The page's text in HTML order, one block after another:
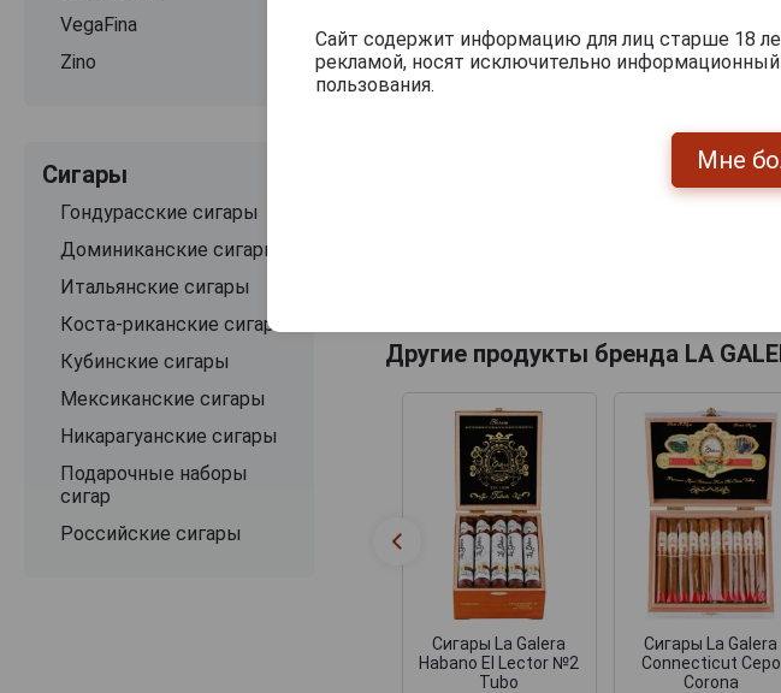
VegaFina
Zino
Сигары
Гондурасские сигары
Доминиканские сигары
Итальянские сигары
Коста-риканские сигары
Кубинские сигары
Мексиканские сигары
Никарагуанские сигары
Подарочные наборы
сигар
Российские сигары
Другие продукты бренда LA
Сигары La Galera
Habano El Lector №2
Tubo
Сигары La Galera
Connecticut Cepo
Corona
Сайт содержит информацию для лиц старше 18
рекламой, носят исключительно
пользования.
Мне